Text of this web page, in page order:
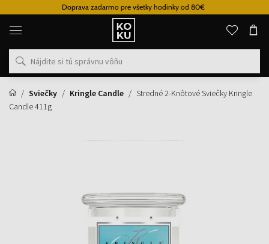
Doprava zadarmo pre všetky hodinky od 80€
Originálne
parfémy
hodinky
na
mieste
Sviečky
Kringle Candle
Stredné 2-Knôtové Sviečky Kringle
Candle 411g